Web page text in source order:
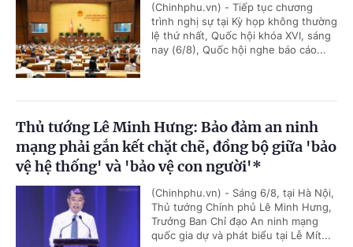
(Chinhphu.vn) - Tiếp tục chương
trình nghị sự tại Kỳ họp không thường
lệ thứ nhất, Quốc hội khóa XVI, sáng
nay (6/8), Quốc hội nghe báo cáo...
Thủ tướng Lê Minh Hưng: Bảo đảm an ninh
mạng phải gắn kết chặt chẽ, đồng bộ giữa 'bảo
vệ hệ thống' và 'bảo vệ con người'*
(Chinhphu.vn) - Sáng 6/8, tại Hà Nội,
Thủ tướng Chính phủ Lê Minh Hưng,
Trưởng Ban Chỉ đạo An ninh mạng
quốc gia dự và phát biểu tại Lễ Mít...